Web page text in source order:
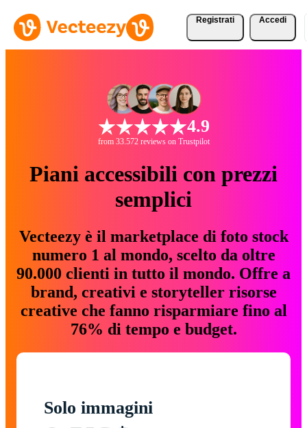
Registrati Accedi
4.9
from 33.572 reviews on Trustpilot
Piani accessibili con prezzi
semplici
Vecteezy è il marketplace di foto stock
numero 1 al mondo, scelto da oltre
90.000 clienti in tutto il mondo. Offre a
brand, creativi e storyteller risorse
creative che fanno risparmiare fino al
76% di tempo e budget.
Solo immagini